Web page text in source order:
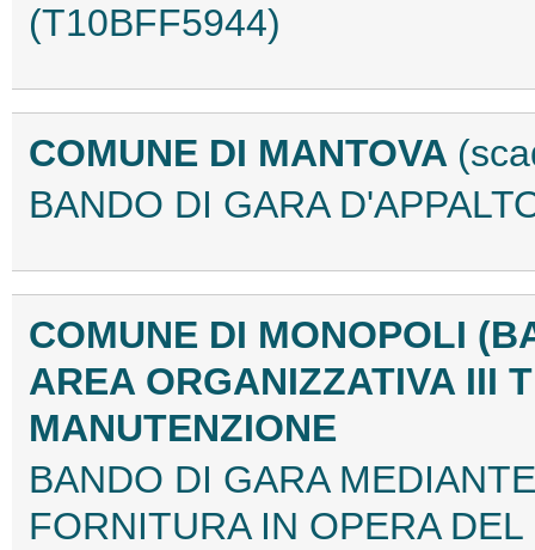
(T10BFF5944)
COMUNE DI MANTOVA
BANDO DI GARA
COMUNE DI MONOPOLI
AREA ORGANIZZATIVA III
MANUTENZIONE
BANDO DI GARA
FORNITURA IN OPERA